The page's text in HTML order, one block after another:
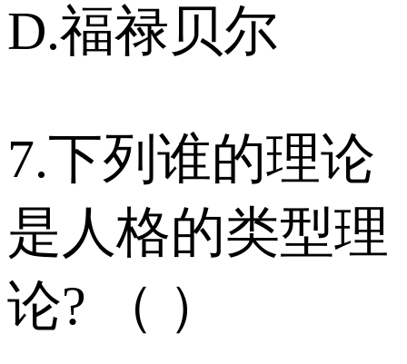
D.福禄贝尔
7.下列谁的理论
是人格的类型理
论? （ ）